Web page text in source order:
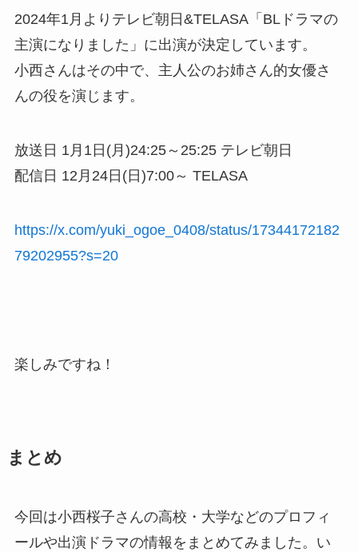
2024年1月よりテレビ朝日&TELASA「BLドラマの
主演になりました」に出演が決定しています。
小西さんはその中で、主人公のお姉さん的女優さ
んの役を演じます。
放送日 1月1日(月)24:25～25:25 テレビ朝日
配信日 12月24日(日)7:00～ TELASA
https://x.com/yuki_ogoe_0408/status/17344172182
79202955?s=20
楽しみですね！
まとめ
今回は小西桜子さんの高校・大学などのプロフィ
ールや出演ドラマの情報をまとめてみました。い